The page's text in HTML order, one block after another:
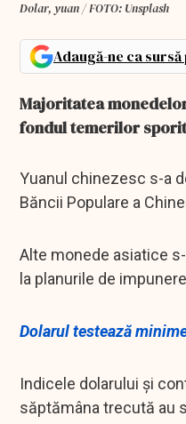
Dolar, yuan / FOTO: Unsplash
Adaugă-ne ca
Majoritatea
fondul temerilor
Yuanul chinezesc s-a
Băncii Populare a
Alte monede asiatice
la planurile de
Dolarul testează
Indicele dolarului și
săptămâna trecută au